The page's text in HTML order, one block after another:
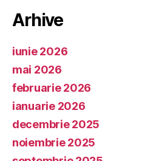
Arhive
iunie 2026
mai 2026
februarie 2026
ianuarie 2026
decembrie 2025
noiembrie 2025